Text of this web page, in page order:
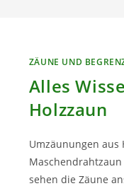
ZÄUNE UND
Alles
Holzzaun
Umzäunungen
sehen die Zäune